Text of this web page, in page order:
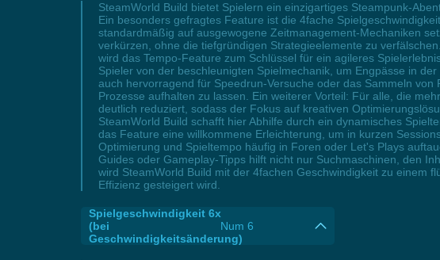
SteamWorld Build bietet Spielern ein einzigartiges Steampunk-
Ein besonders gefragtes Feature ist die 4fache
standardmäßig auf ausgewogene Zeitmanagement-Mechaniken
verkürzen, ohne die tiefgründigen Strategieelemente zu
wird das Tempo-Feature zum Schlüssel für ein agileres
Spieler von der beschleunigten Spielmechanik, um Engpässe in
auch hervorragend für Speedrun-Versuche oder das Sammeln
Prozesse aufhalten zu lassen. Ein weiterer Vorteil: Für alle, die
deutlich reduziert, sodass der Fokus auf kreativen
SteamWorld Build schafft hier Abhilfe durch ein dynamisches
das Feature eine willkommene Erleichterung, um in kurzen
Optimierung und Spieltempo häufig in Foren oder Let's Plays
Guides oder Gameplay-Tipps hilft nicht nur Suchmaschinen, den
wird SteamWorld Build mit der 4fachen Geschwindigkeit zu einem
Effizienz gesteigert wird.
Spielgeschwindigkeit 6x
(bei
Geschwindigkeitsänderung)
Num 6